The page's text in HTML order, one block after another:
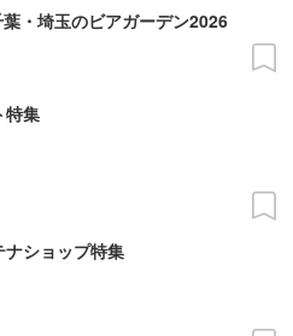
・埼玉のビアガーデン2026
特集
ナショップ特集